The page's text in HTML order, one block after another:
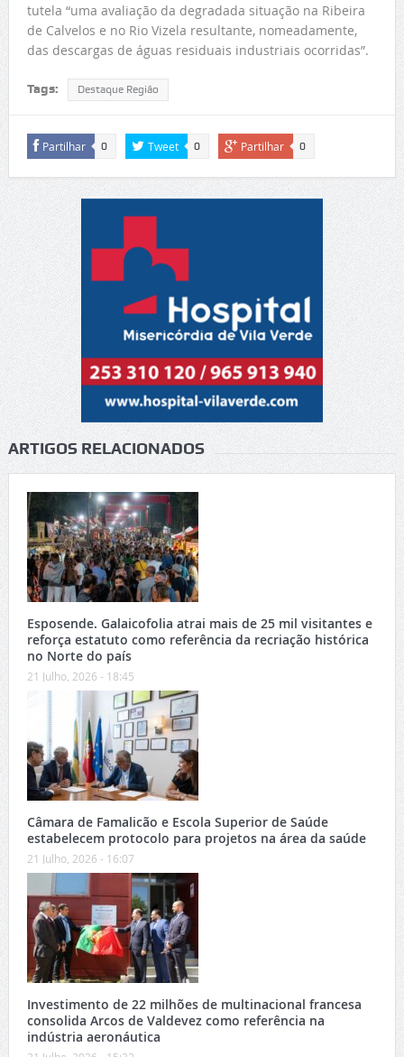
tutela “uma avaliação da degradada situação na Ribeira
de Calvelos e no Rio Vizela resultante, nomeadamente,
das descargas de águas residuais industriais ocorridas”.
Tags: Destaque Região
Partilhar 0 Tweet 0 Partilhar 0
ARTIGOS RELACIONADOS
Esposende. Galaicofolia atrai mais de 25 mil visitantes e
reforça estatuto como referência da recriação histórica
no Norte do país
21 Julho, 2026 - 18:45
Câmara de Famalicão e Escola Superior de Saúde
estabelecem protocolo para projetos na área da saúde
21 Julho, 2026 - 16:07
Investimento de 22 milhões de multinacional francesa
consolida Arcos de Valdevez como referência na
indústria aeronáutica